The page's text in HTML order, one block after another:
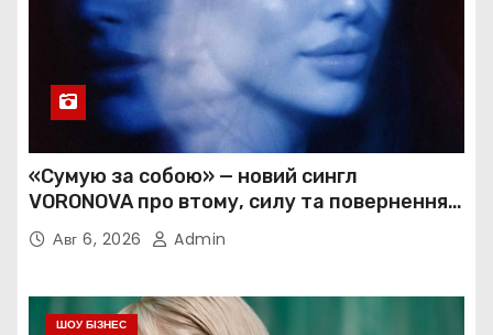
«Сумую за собою» — новий сингл
VORONOVA про втому, силу та повернення
до себе
Авг 6, 2026 Admin
ШОУ БІЗНЕС